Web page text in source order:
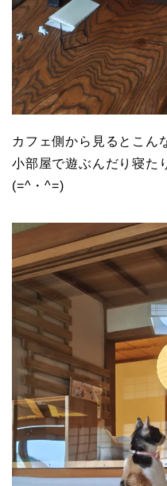
カフェ側から見るとこん
小部屋で遊ぶんだり寝た
(=^・^=)